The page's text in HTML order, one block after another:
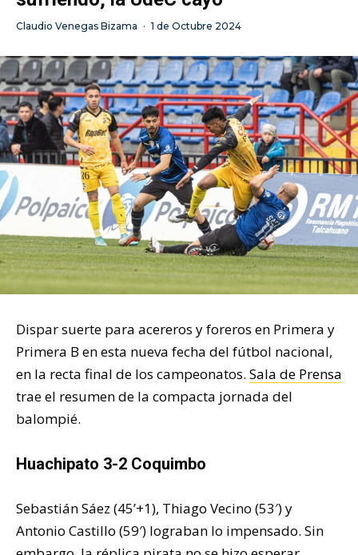
Claudio Venegas Bizama · 1 de Octubre 2024
Dispar suerte para acereros y foreros en Primera y
Primera B en esta nueva fecha del fútbol nacional,
en la recta final de los campeonatos. Sala de Prensa
trae el resumen de la compacta jornada del
balompié.
Huachipato 3-2 Coquimbo
Sebastián Sáez (45’+1), Thiago Vecino (53′) y
Antonio Castillo (59′) lograban lo impensado. Sin